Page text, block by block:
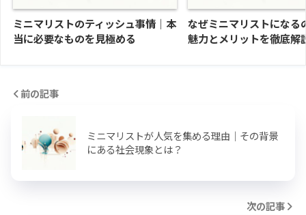
ミニマリストのティッシュ事情｜本
当に必要なものを見極める
なぜミニマリストになる
魅力とメリットを徹底解
前の記事
ミニマリストが人気を集める理由｜その背景
にある社会現象とは？
次の記事